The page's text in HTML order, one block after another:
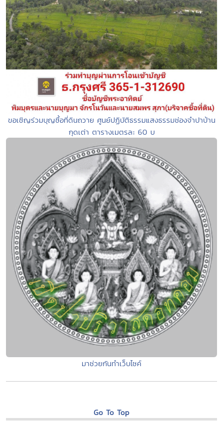
ขอเชิญร่วมบุญซื้อที่ดินถวาย ศูนย์ปฏิบัติธรรมแสงธรรมช่องจำปาบ้าน
กุดเต่า ตารางเมตรละ 60 บ
มาช่วยกันทำเว็บไซค์
Go To Top